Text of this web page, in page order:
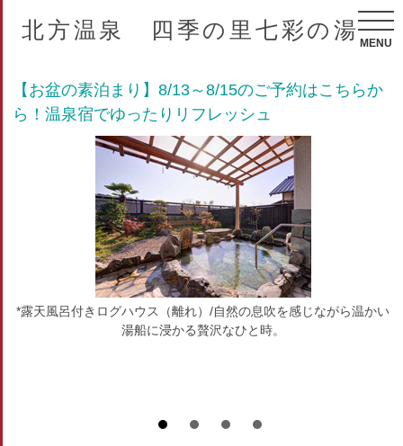
北方温泉 四季の里七彩の湯
MENU
【お盆の素泊まり】8/13～8/15のご予約はこちらか
ら！温泉宿でゆったりリフレッシュ
*露天風呂付きログハウス（離れ）/自然の息吹を感じながら温かい
湯船に浸かる贅沢なひと時。